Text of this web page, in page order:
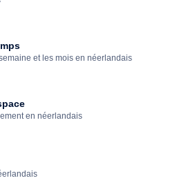
vous aurez appris et vous exercer
jusqu'à ce que vous ayez plus
et que vous maîtrisiez tout
de temps et apprenez à parler le
!
et les mois en néerlandais
en néerlandais